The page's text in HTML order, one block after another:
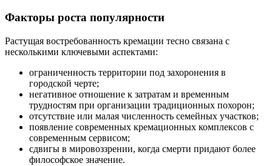
Факторы роста популярности
Растущая востребованность кремации тесно связана с
несколькими ключевыми аспектами:
ограниченность территории под захоронения в
городской черте;
негативное отношение к затратам и временным
трудностям при организации традиционных похорон;
отсутствие или малая численность семейных участков;
появление современных кремационных комплексов с
современным сервисом;
сдвигы в мировоззрении, когда смерти придают более
философское значение.